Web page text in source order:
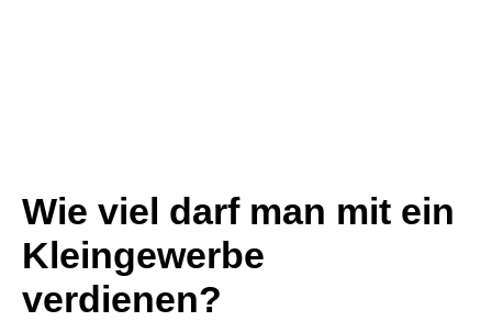
Wie viel darf man mit ein
Kleingewerbe
verdienen?